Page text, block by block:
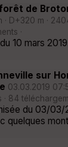
de
· D+320 m ·
·
10 mars
sur
03.03.2019
· 84
du 03/03/
quelques